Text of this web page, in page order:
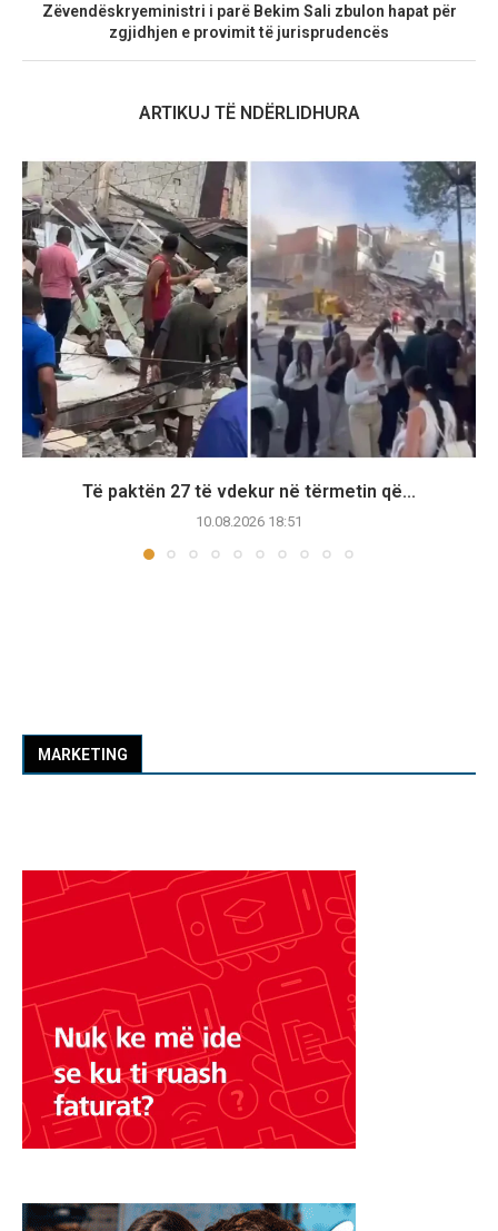
Zëvendëskryeministri i parë Bekim Sali zbulon hapat për
zgjidhjen e provimit të jurisprudencës
ARTIKUJ TË NDËRLIDHURA
Të paktën 27 të vdekur në tërmetin që...
10.08.2026 18:51
MARKETING